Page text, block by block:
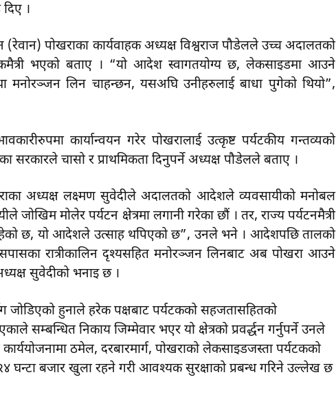
।
(रेवान) पोखराका कार्यवाहक अध्यक्ष विश्वराज पौडेलले उच्च अदालतको
भएको बताए । “यो आदेश स्वागतयोग्य छ, लेकसाइडमा आउने
लिन चाहन्छन, यसअघि उनीहरुलाई बाधा पुगेको थियो”,
कार्यान्वयन गरेर पोखरालाई उत्कृष्ट पर्यटकीय गन्तव्यको
सरकारले चासो र प्राथमिकता दिनुपर्ने अध्यक्ष पौडेलले बताए ।
अध्यक्ष लक्ष्मण सुवेदीले अदालतको आदेशले व्यवसायीको मनोबल
जोखिम मोलेर पर्यटन क्षेत्रमा लगानी गरेका छाैं । तर, राज्य पर्यटनमैत्री
छ, यो आदेशले उत्साह थपिएको छ”, उनले भने । आदेशपछि तालको
रात्रीकालिन दृश्यसहित मनोरञ्जन लिनबाट अब पोखरा आउने
सुवेदीको भनाइ छ ।
जोडिएको हुनाले हरेक पक्षबाट पर्यटकको सहजतासहितको
सम्बन्धित निकाय जिम्मेवार भएर यो क्षेत्रको प्रवर्द्धन गर्नुपर्ने उनले
ठमेल, दरबारमार्ग, पोखराको लेकसाइडजस्ता पर्यटकको
घन्टा बजार खुला रहने गरी आवश्यक सुरक्षाको प्रबन्ध गरिने उल्लेख छ